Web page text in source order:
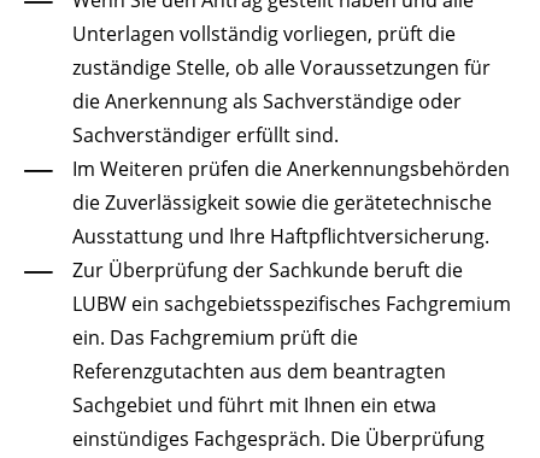
Unterlagen vollständig vorliegen, prüft die
zuständige Stelle, ob alle Voraussetzungen für
die Anerkennung als Sachverständige oder
Sachverständiger erfüllt sind.
Im Weiteren prüfen die Anerkennungsbehörden
die Zuverlässigkeit sowie die gerätetechnische
Ausstattung und Ihre Haftpflichtversicherung.
Zur Überprüfung der Sachkunde beruft die
LUBW ein sachgebietsspezifisches Fachgremium
ein. Das Fachgremium prüft die
Referenzgutachten aus dem beantragten
Sachgebiet und führt mit Ihnen ein etwa
einstündiges Fachgespräch. Die Überprüfung